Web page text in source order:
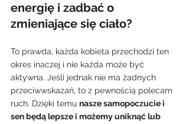
energię i zadbać o
zmieniające się ciało?
To prawda, każda kobieta przechodzi ten
okres inaczej i nie każda może być
aktywna. Jeśli jednak nie ma żadnych
przeciwwskazań, to z pewnością polecam
ruch. Dzięki temu nasze samopoczucie i
sen będą lepsze i możemy uniknąć lub